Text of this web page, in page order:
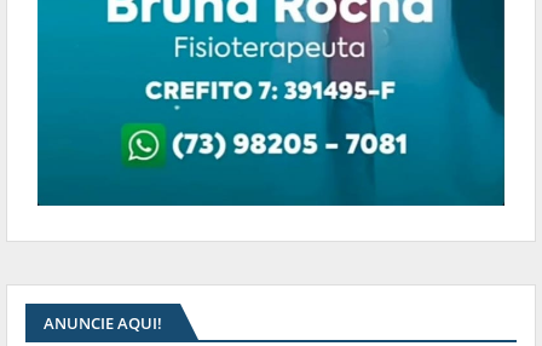
ANUNCIE AQUI!